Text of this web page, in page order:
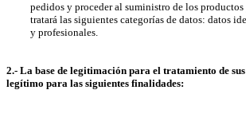
pedidos y proceder al suministro de los productos
tratará las siguientes categorías de datos: datos
y profesionales.
2.- La base de legitimación para el tratamiento de
legítimo para las siguientes finalidades: